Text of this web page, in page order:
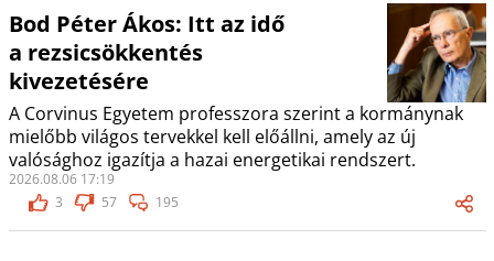
Bod Péter Ákos: Itt az idő
a rezsicsökkentés
kivezetésére
A Corvinus Egyetem professzora szerint a kormánynak
mielőbb világos tervekkel kell előállni, amely az új
valósághoz igazítja a hazai energetikai rendszert.
2026.08.06 17:19
3
57 195